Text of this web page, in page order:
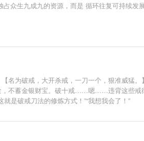
众生九成九的资源，而是 循环往复可持续
名为破戒，大开杀戒，一刀一个，狠准威猛
，不蓄金银财宝。破十戒……嗯……违背这些
是破戒刀法的修炼方式！”“我想我会了！”